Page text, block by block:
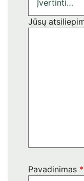
Jūsų
Pavadinimas *